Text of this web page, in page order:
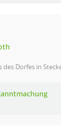
des Dorfes in